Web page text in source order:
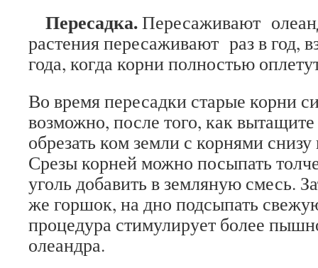
Пересадка.Пересаживают
растения пересаживают раз в год,
года, когда корни полностью
Во время пересадки старые корни
возможно, после того, как
обрезать ком земли с корнями
Срезы корней можно посыпать
уголь добавить в земляную смесь.
же горшок, на дно подсыпать
процедура стимулирует более
олеандра.